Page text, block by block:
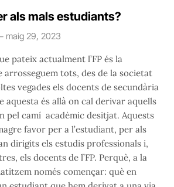
als mals estudiants?
maig 29, 2023
pateix actualment l’FP és la
tots, des de la societat
vegades els docents de secundària
aquesta és allà on cal derivar aquells
pel camí acadèmic desitjat. Aquests
favor per a l’estudiant, per als
dirigits els estudis professionals i,
els docents de l’FP. Perquè, a la
només començar: què en